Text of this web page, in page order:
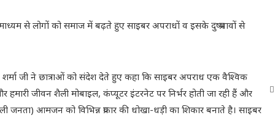
से लोगों को समाज में बढ़ते हुए साइबर अपराधों व इसके दुष्प्रभावों से
शर्मा जी ने छात्राओं को संदेश देते हुए कहा कि साइबर अपराध एक वैश्विक
हमारी जीवन शैली मोबाइल, कंप्यूटर इंटरनेट पर निर्भर होती जा रही हैं और
आमजन को विभिन्न प्रकार की धोखा-धड़ी का शिकार बनाते है। साइबर